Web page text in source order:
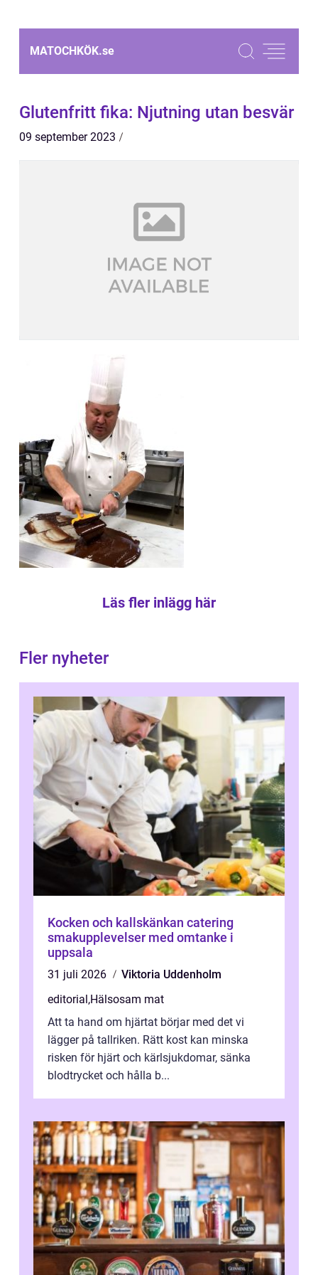
MATOCHKÖK.se
Glutenfritt fika: Njutning utan besvär
09 september 2023
Läs fler inlägg här
Fler nyheter
Kocken och kallskänkan catering
smakupplevelser med omtanke i
uppsala
31 juli 2026
Viktoria Uddenholm
editorial,Hälsosam mat
Att ta hand om hjärtat börjar med det vi
lägger på tallriken. Rätt kost kan minska
risken för hjärt och kärlsjukdomar, sänka
blodtrycket och hålla b...